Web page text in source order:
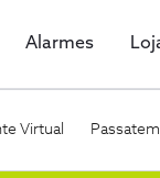
Alarmes
Virtual